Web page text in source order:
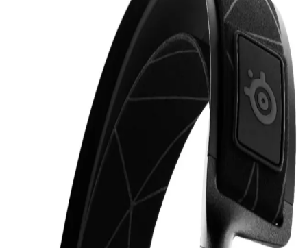
Sony XM5 ve Bose kulaklıklar, iş görüşmelerinde ses netliği,
mikrofon hassasiyeti ve konfor açısından değerlendirilir. Sony XM5,
mikrofon kalitesi ve aktif gürültü engelleme ile öne çıkar.
Günlük Hayatta En Çok Tercih Edilen Faydalı
Teknoloji Hediyeleri ve Kullanım Alanları
Günlük hayatta sık kullanılan teknoloji hediyeleri arasında
powerbankler, kablosuz kulaklıklar, akıllı ev ürünleri ve sağlık
teknolojileri öne çıkıyor. Bu ürünler, kullanıcıların rutinlerini
kolaylaştırıyor ve gerçek ihtiyaçlara çözüm sunuyor.
MOBAX Lila Bluetoothlu Işıklı Oyuncu Kulaklığı
Çocuklar ve Gençler İçin Şık ve Fonksiyonel
MOBAX Lila, renkli tasarımı, yüksek ses kalitesi ve kablosuz
kullanım özelliğiyle çocuklar ve gençler için ideal, ergonomik ve şık
bir oyuncu kulaklığıdır.